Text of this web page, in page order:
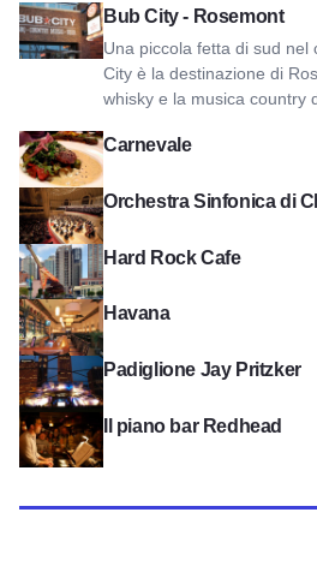
Bub City - Rosemont
Una piccola fetta di sud nel
City è la destinazione di
whisky e la musica country
Visualizza Bub City - Rosemont
Carnevale
Vedi Carnivale
Orchestra Sinfonica di
Visualizza l'Orchestra Sinfonica di
Hard Rock Cafe
Vedi Hard Rock Cafe
Havana
Vedi L'Avana
Padiglione Jay Pritzker
Guarda il Padiglione Jay Pritzker
Il piano bar Redhead
Visualizza il piano bar Redhead